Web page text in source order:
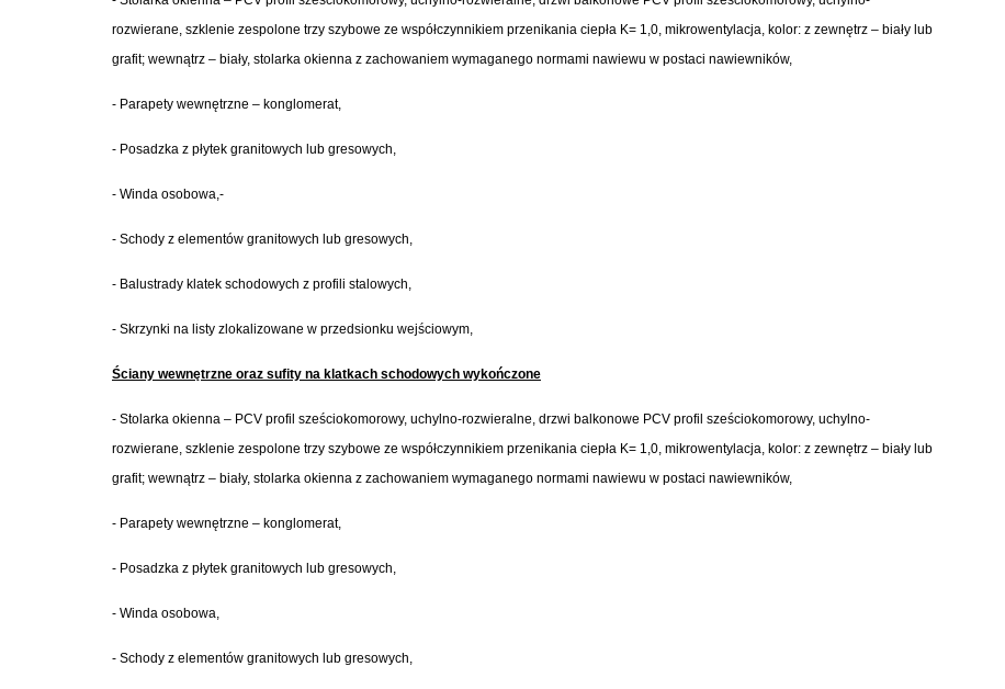
rozwierane, szklenie zespolone trzy szybowe ze współczynnikiem przenikania ciepła K= 1,0, mikrowentylacja, kolor: z zewnętrz – biały lub
grafit; wewnątrz – biały, stolarka okienna z zachowaniem wymaganego normami nawiewu w postaci nawiewników,
- Parapety wewnętrzne – konglomerat,
- Posadzka z płytek granitowych lub gresowych,
- Winda osobowa,-
- Schody z elementów granitowych lub gresowych,
- Balustrady klatek schodowych z profili stalowych,
- Skrzynki na listy zlokalizowane w przedsionku wejściowym,
Ściany wewnętrzne oraz sufity na klatkach schodowych wykończone
- Stolarka okienna – PCV profil sześciokomorowy, uchylno-rozwieralne, drzwi balkonowe PCV profil sześciokomorowy, uchylno-
rozwierane, szklenie zespolone trzy szybowe ze współczynnikiem przenikania ciepła K= 1,0, mikrowentylacja, kolor: z zewnętrz – biały lub
grafit; wewnątrz – biały, stolarka okienna z zachowaniem wymaganego normami nawiewu w postaci nawiewników,
- Parapety wewnętrzne – konglomerat,
- Posadzka z płytek granitowych lub gresowych,
- Winda osobowa,
- Schody z elementów granitowych lub gresowych,